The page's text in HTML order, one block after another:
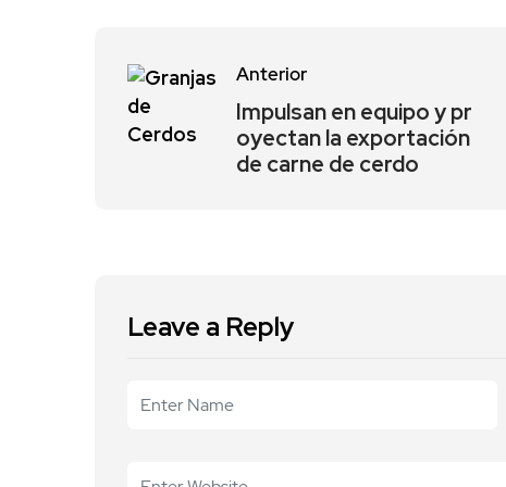
Anterior
Impulsan en equipo y pr
oyectan la exportación
de carne de cerdo
Leave a Reply